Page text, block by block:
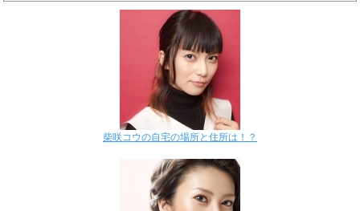
柴咲コウの自宅の場所と住所は！？